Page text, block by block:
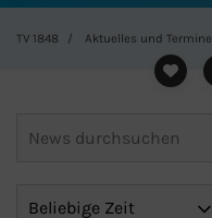
TV 1848 Aktuelles und Termine